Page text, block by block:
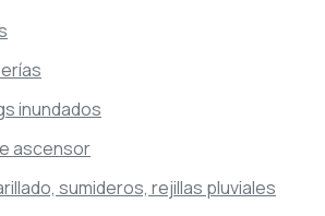
inundados
ascensor
sumideros, rejillas pluviales